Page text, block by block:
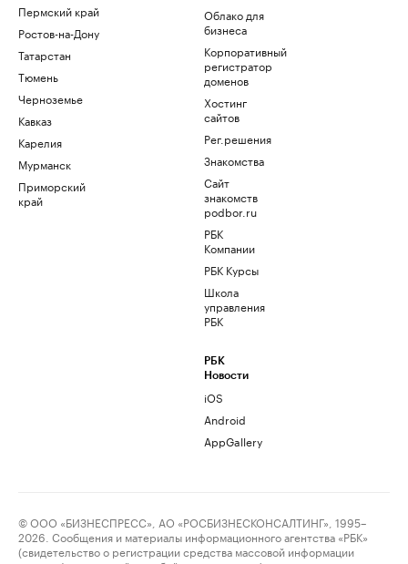
Пермский край
Ростов-на-Дону
Татарстан
Тюмень
Черноземье
Кавказ
Карелия
Мурманск
Приморский
край
Облако для
бизнеса
Корпоративный
регистратор
доменов
Хостинг
сайтов
Рег.решения
Знакомства
Сайт
знакомств
podbor.ru
РБК
Компании
РБК Курсы
Школа
управления
РБК
РБК
Новости
iOS
Android
AppGallery
© ООО «БИЗНЕСПРЕСС», АО «РОСБИЗНЕСКОНСАЛТИНГ», 1995–
2026. Сообщения и материалы информационного агентства «РБК»
(свидетельство о регистрации средства массовой информации